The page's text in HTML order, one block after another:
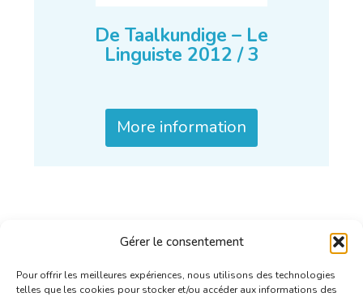
Gérer le consentement
Pour offrir les meilleures expériences, nous utilisons des technologies
telles que les cookies pour stocker et/ou accéder aux informations des
De Taalkundige – Le
Linguiste 2012 / 3
More information